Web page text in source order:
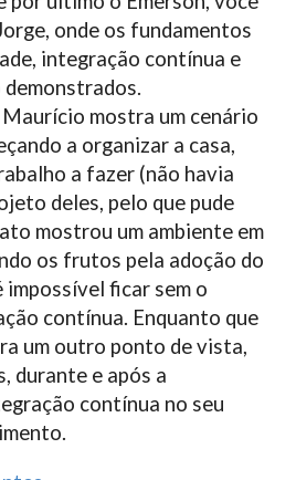
onde os fundamentos
integração contínua e
mostra um cenário
a organizar a casa,
a fazer (não havia
deles, pelo que pude
mostrou um ambiente em
os frutos pela adoção do
impossível ficar sem o
contínua. Enquanto que
um outro ponto de vista,
durante e após a
contínua no seu